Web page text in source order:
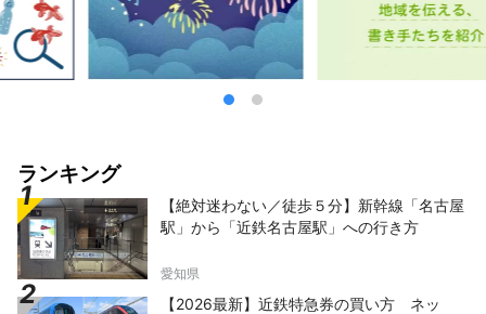
ランキング
【絶対迷わない／徒歩５分】新幹線「名古屋
駅」から「近鉄名古屋駅」への行き方
愛知県
【2026最新】近鉄特急券の買い方 ネッ